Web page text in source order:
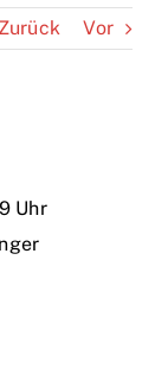
Zurück Vor
Uhr